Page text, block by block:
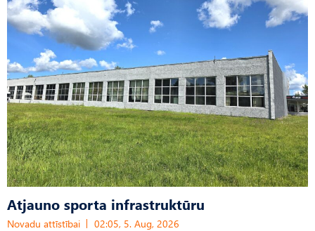
Atjauno sporta infrastruktūru
Novadu attīstībai 02:05, 5. Aug, 2026